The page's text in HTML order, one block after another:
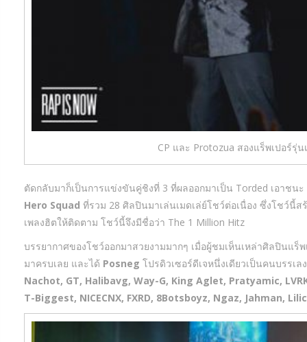
CP และ Protozua สองแร็พเปอร์รุ่
ตัดกลับมาก็เป็นการแข่งขันคู่ชิงที่ 3 ที่ผลออกมาเป็น Torded เอาชน
Hero Squad ที่รวม 28 ศิลปินมาเล่นเมดเล่ย์โชว์ต่อเนื่อง ซึ่งโชว์นี้
เพลงฮิตให้ติดตาม โชว์นี้จึงมีชื่อว่า The 1 Million Hitz
บรรยากาศของโชว์ออกมาสวยงามมากๆ เมื่อผู้ชมเห็นเหล่าศิลปินแ
มาครบเลย และได้ Posneg โปรดิวเซอร์ดีเจหนึ่งเดียวเป็นคนบรรเ
Nachot, GT, Halibavg, Way-G, King Aglet, Pratyamic,
T-Biggest, NICECNX, FXRD, 8Botsboyz, Ngaz, Jahman,